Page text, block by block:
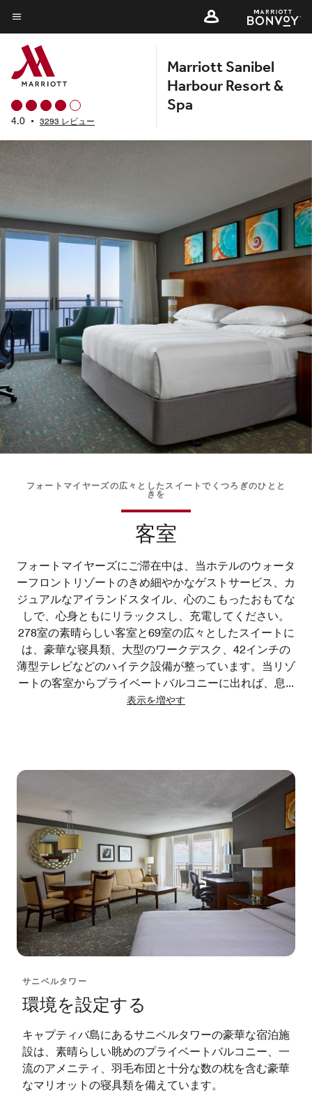
Skip
to
main
content
メニューのテキスト
4.0 • 3293 レビュー
Marriott Sanibel
Harbour Resort &
Spa
フォートマイヤーズの広々としたスイートでくつろぎのひとと
きを
客室
フォートマイヤーズにご滞在中は、当ホテルのウォータ
ーフロントリゾートのきめ細やかなゲストサービス、カ
ジュアルなアイランドスタイル、心のこもったおもてな
しで、心身ともにリラックスし、充電してください。
278室の素晴らしい客室と69室の広々としたスイートに
は、豪華な寝具類、大型のワークデスク、42インチの
薄型テレビなどのハイテク設備が整っています。当リゾ
ートの客室からプライベートバルコニーに出れば、息...
表示を増やす
サニベルタワー
環境を設定する
キャプティバ島にあるサニベルタワーの豪華な宿泊施
設は、素晴らしい眺めのプライベートバルコニー、一
流のアメニティ、羽毛布団と十分な数の枕を含む豪華
なマリオットの寝具類を備えています。